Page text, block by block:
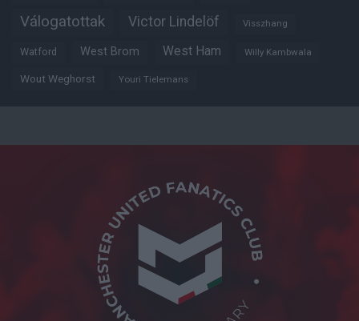
Válogatottak Victor Lindelöf Visszhang
Watford West Brom West Ham Willy Kambwala
Wout Weghorst Youri Tielemans